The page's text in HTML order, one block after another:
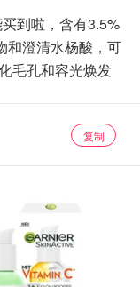
到啦，含有3.5%
和澄清水杨酸，可
毛孔和容光焕发
复制